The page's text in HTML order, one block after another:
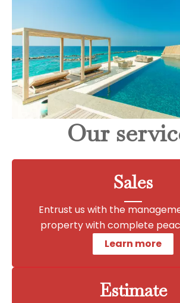
Our
Sales
Entrust us with the
property with complete
Learn more
Estimate